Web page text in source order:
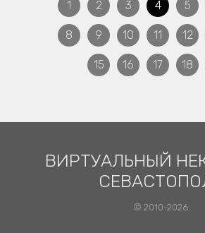
1 2 3 4 5
8 9 10 11 12
15 16 17 18
ВИРТУАЛЬНЫЙ
© 2010-2026.